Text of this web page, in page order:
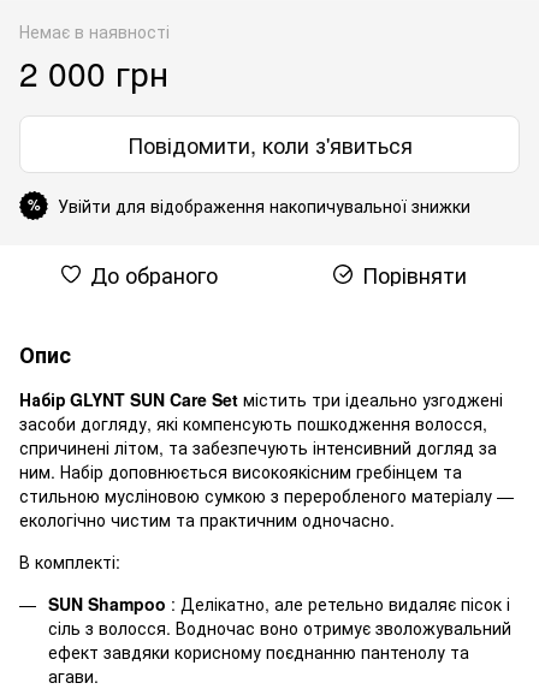
Немає в наявності
2 000 грн
Повідомити, коли з'явиться
% Увійти для відображення накопичувальної знижки
До обраного Порівняти
Опис
Набір GLYNT SUN Care Set містить три ідеально узгоджені
засоби догляду, які компенсують пошкодження волосся,
спричинені літом, та забезпечують інтенсивний догляд за
ним. Набір доповнюється високоякісним гребінцем та
стильною мусліновою сумкою з переробленого матеріалу —
екологічно чистим та практичним одночасно.
В комплекті:
SUN Shampoo : Делікатно, але ретельно видаляє пісок і
сіль з волосся. Водночас воно отримує зволожувальний
ефект завдяки корисному поєднанню пантенолу та
агави.